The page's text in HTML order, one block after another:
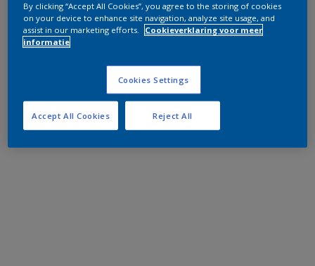
By clicking “Accept All Cookies”, you agree to the storing of cookies
on your device to enhance site navigation, analyze site usage, and
assist in our marketing efforts.
Cookieverklaring voor meer
informatie
Cookies Settings
Reject All
Accept All Cookies